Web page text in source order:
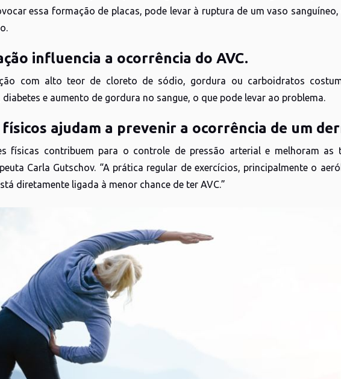
essa formação de placas, pode levar à ruptura de um vaso
influencia a ocorrência do AVC.
com alto teor de cloreto de sódio, gordura ou carboidratos
e aumento de gordura no sangue, o que pode levar ao problema.
físicos ajudam a prevenir a ocorrência de um
físicas contribuem para o controle de pressão arterial e melhoram as
Carla Gutschov. “A prática regular de exercícios, principalmente o
diretamente ligada à menor chance de ter AVC.”